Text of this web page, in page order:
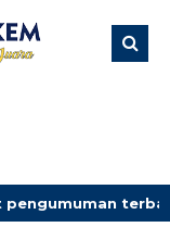
terbaru